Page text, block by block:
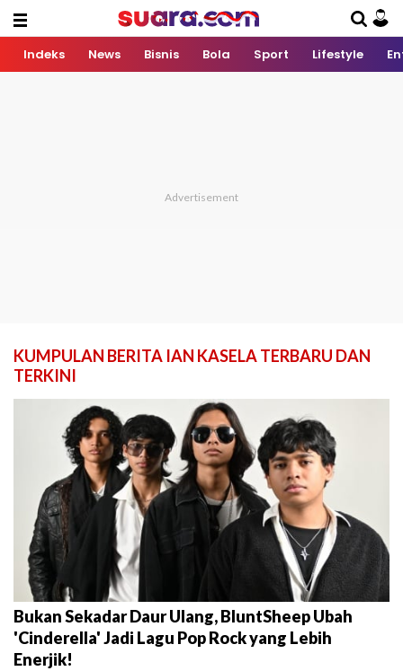
Indeks News Bisnis Bola Sport Lifestyle
KUMPULAN BERITA IAN KASELA TERBARU DAN
TERKINI
Bukan Sekadar Daur Ulang, BluntSheep Ubah
'Cinderella' Jadi Lagu Pop Rock yang Lebih
Enerjik!